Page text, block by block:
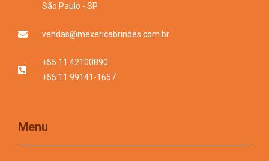
São Paulo - SP
vendas@mexericabrindes.com.br
+55 11 42100890
+55 11 99141-1657
Menu